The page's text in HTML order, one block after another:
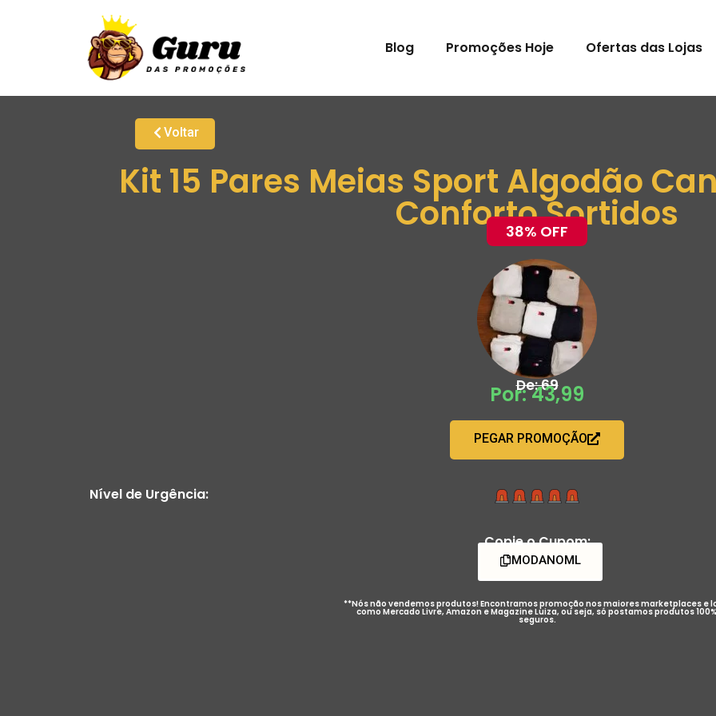
Blog Promoções Hoje Ofertas das Lojas
Voltar
Kit 15 Pares Meias Sport Algodão
Conforto Sortidos
38% OFF
De: 69
Por: 43,99
PEGAR PROMOÇÃO
Nível de Urgência:
Copie o Cupom:
MODANOML
**Nós não vendemos produtos! Encontramos promoção nos maiores marketplaces e
como Mercado Livre, Amazon e Magazine Luiza, ou seja, só postamos produtos 100%
seguros.